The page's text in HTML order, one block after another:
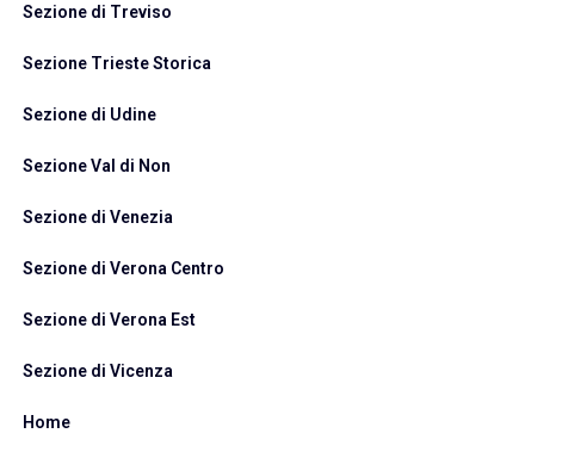
Sezione di Treviso
Sezione Trieste Storica
Sezione di Udine
Sezione Val di Non
Sezione di Venezia
Sezione di Verona Centro
Sezione di Verona Est
Sezione di Vicenza
Home